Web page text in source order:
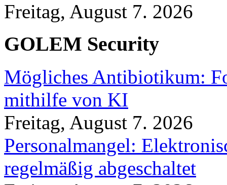
Freitag, August 7. 2026
GOLEM Security
Mögliches Antibiotikum:
mithilfe von KI
Freitag, August 7. 2026
Personalmangel:
regelmäßig abgeschaltet